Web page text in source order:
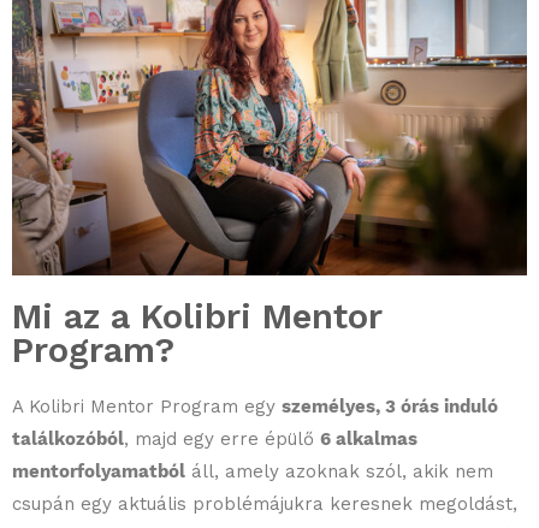
Mi az a Kolibri Mentor
Program?
A Kolibri Mentor Program egy személyes, 3 órás induló
találkozóból, majd egy erre épülő 6 alkalmas
mentorfolyamatból áll, amely azoknak szól, akik nem
csupán egy aktuális problémájukra keresnek megoldást,